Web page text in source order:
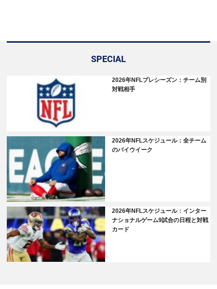
SPECIAL
2026年NFLプレシーズン：チーム別
対戦相手
2026年NFLスケジュール：全チーム
のバイウイーク
2026年NFLスケジュール：インター
ナショナルゲーム9試合の日程と対戦
カード